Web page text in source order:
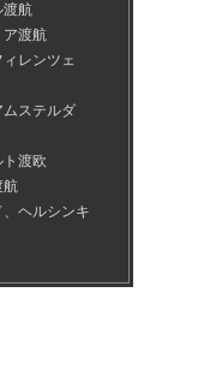
渡航
ア渡航
レンツェ
ムステルダ
ト渡欧
航
ヘルシンキ